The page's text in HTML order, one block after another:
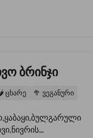
ბრინჯი
🌶️ ცხარე 🥦 ვეგანური